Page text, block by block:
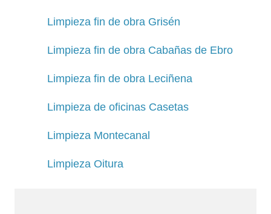
Limpieza fin de obra Grisén
Limpieza fin de obra Cabañas de Ebro
Limpieza fin de obra Leciñena
Limpieza de oficinas Casetas
Limpieza Montecanal
Limpieza Oitura